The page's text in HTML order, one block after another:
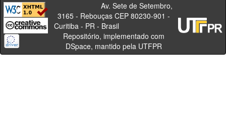
Av. Sete de Setembro,
3165 - Rebouças CEP 80230-901 -
Curitiba - PR - Brasil
Repositório, implementado com
DSpace, mantido pela UTFPR